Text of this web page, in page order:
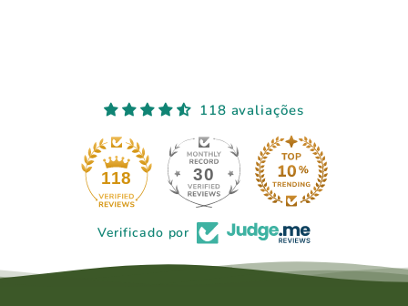
118 avaliações
118 30
Verificado por